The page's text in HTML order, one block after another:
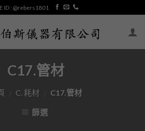
ID : @rebers1801
C17.管材
C. 耗材 C17.管材
篩選